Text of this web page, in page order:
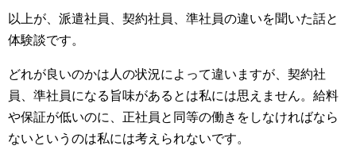
以上が、派遣社員、契約社員、準社員の違いを聞いた話と
体験談です。
どれが良いのかは人の状況によって違いますが、契約社
員、準社員になる旨味があるとは私には思えません。給料
や保証が低いのに、正社員と同等の働きをしなければなら
ないというのは私には考えられないです。